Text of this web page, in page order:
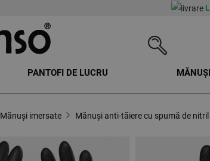
PANTOFI DE LUCRU
Mănuși imersate Mănuși anti-tăiere cu spumă de nitril